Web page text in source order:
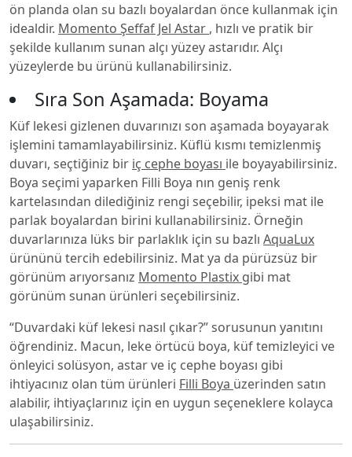
ön planda olan su bazlı boyalardan önce kullanmak için
idealdir. Momento Şeffaf Jel Astar , hızlı ve pratik bir
şekilde kullanım sunan alçı yüzey astarıdır. Alçı
yüzeylerde bu ürünü kullanabilirsiniz.
Sıra Son Aşamada: Boyama
Küf lekesi gizlenen duvarınızı son aşamada boyayarak
işlemini tamamlayabilirsiniz. Küflü kısmı temizlenmiş
duvarı, seçtiğiniz bir iç cephe boyası ile boyayabilirsiniz.
Boya seçimi yaparken Filli Boya nın geniş renk
kartelasından dilediğiniz rengi seçebilir, ipeksi mat ile
parlak boyalardan birini kullanabilirsiniz. Örneğin
duvarlarınıza lüks bir parlaklık için su bazlı AquaLux
ürününü tercih edebilirsiniz. Mat ya da pürüzsüz bir
görünüm arıyorsanız Momento Plastix gibi mat
görünüm sunan ürünleri seçebilirsiniz.
“Duvardaki küf lekesi nasıl çıkar?” sorusunun yanıtını
öğrendiniz. Macun, leke örtücü boya, küf temizleyici ve
önleyici solüsyon, astar ve iç cephe boyası gibi
ihtiyacınız olan tüm ürünleri Filli Boya üzerinden satın
alabilir, ihtiyaçlarınız için en uygun seçeneklere kolayca
ulaşabilirsiniz.